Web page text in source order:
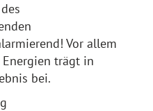
Vor allem
trägt in
bei.